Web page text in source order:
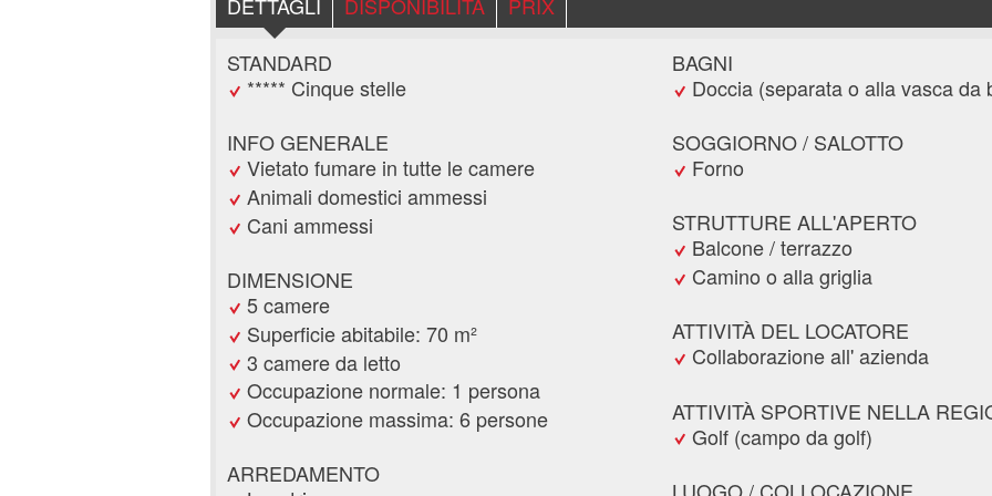
STANDARD
***** Cinque stelle
INFO GENERALE
Vietato fumare in tutte le camere
Animali domestici ammessi
Cani ammessi
DIMENSIONE
5 camere
Superficie abitabile: 70 m²
3 camere da letto
Occupazione normale: 1 persona
Occupazione massima: 6 persone
ARREDAMENTO
BAGNI
Doccia (separata o alla vasca da
SOGGIORNO / SALOTTO
Forno
STRUTTURE ALL'APERTO
Balcone / terrazzo
Camino o alla griglia
ATTIVITÀ DEL LOCATORE
Collaborazione all' azienda
ATTIVITÀ SPORTIVE NELLA
Golf (campo da golf)
LUOGO / COLLOCAZIONE